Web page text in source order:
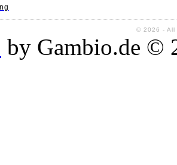
© 2026 - All
by Gambio.de ©